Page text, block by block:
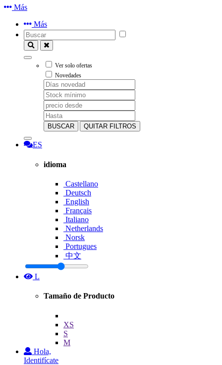
Más
Más
Ver solo ofertas
Novedades
BUSCAR QUITAR FILTROS
ES
idioma
Castellano
Deutsch
English
Français
Italiano
Netherlands
Norsk
Portugues
中文
L
Tamaño de Producto
XS
S
M
Hola,
Identifícate